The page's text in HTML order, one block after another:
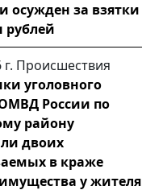
осужден за взятки
рублей
Происшествия
уголовного
России по
району
двоих
в краже
у жителя